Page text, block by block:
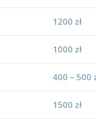
1200 zł
1000 zł
400 – 500
1500 zł